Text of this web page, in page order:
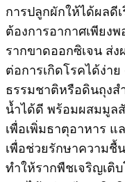
การปลูกผักให้ได้ผลดี
ต้องการอากาศเพียง
รากขาดออกซิเจน ส่ง
ต่อการเกิดโรคได้ง่า
ธรรมชาติหรือดินถุงส
น้ำได้ดี พร้อมผสมมูล
เพื่อเพิ่มธาตุอาหาร
เพื่อช่วยรักษาความชื้
ทำให้รากพืชเจริญเติ